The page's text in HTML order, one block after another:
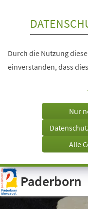
Visuelle
Assistenzsoftware
öffnen.
Durch die Nutzung
einverstanden, dass
Nur
Alle
Paderborn